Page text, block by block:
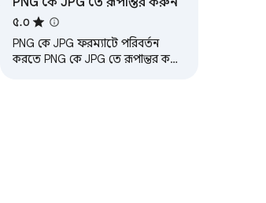
৫.০
PNG কে JPG ফরম্যাটে পরিবর্তন
করতে PNG কে JPG তে রূপান্তর করে